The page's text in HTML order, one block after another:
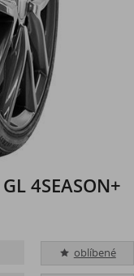
4SEASON+
oblíbené